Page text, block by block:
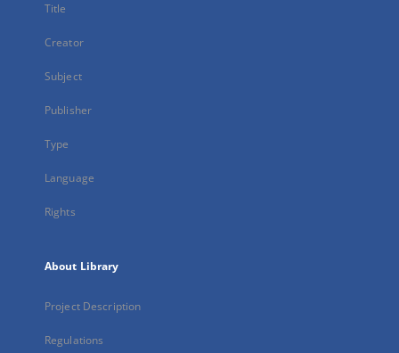
Title
Creator
Subject
Publisher
Type
Language
Rights
About Library
Project Description
Regulations